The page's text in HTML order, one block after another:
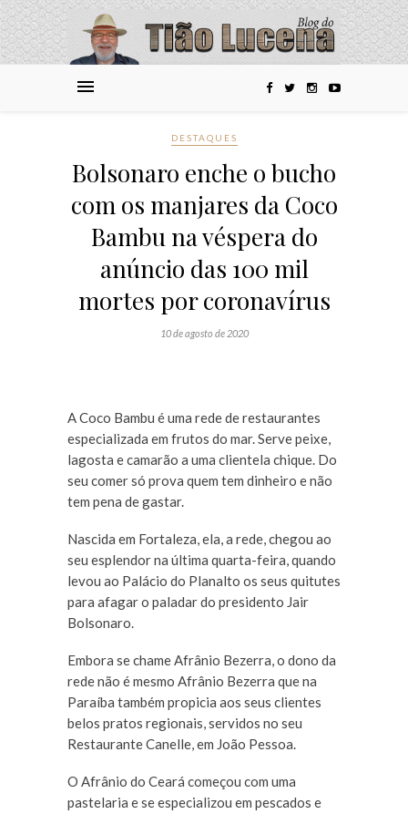
DESTAQUES
Bolsonaro enche o bucho
com os manjares da Coco
Bambu na véspera do
anúncio das 100 mil
mortes por coronavírus
10 de agosto de 2020
A Coco Bambu é uma rede de restaurantes
especializada em frutos do mar. Serve peixe,
lagosta e camarão a uma clientela chique. Do
seu comer só prova quem tem dinheiro e não
tem pena de gastar.
Nascida em Fortaleza, ela, a rede, chegou ao
seu esplendor na última quarta-feira, quando
levou ao Palácio do Planalto os seus quitutes
para afagar o paladar do presidento Jair
Bolsonaro.
Embora se chame Afrânio Bezerra, o dono da
rede não é mesmo Afrânio Bezerra que na
Paraíba também propicia aos seus clientes
belos pratos regionais, servidos no seu
Restaurante Canelle, em João Pessoa.
O Afrânio do Ceará começou com uma
pastelaria e se especializou em pescados e